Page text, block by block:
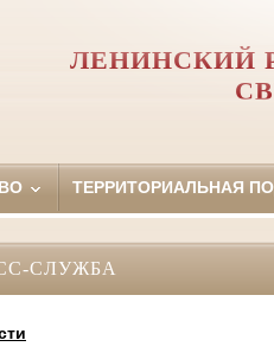
ЛЕНИНСКИЙ
ТЕРРИТОРИАЛЬНАЯ
СЛУЖБА